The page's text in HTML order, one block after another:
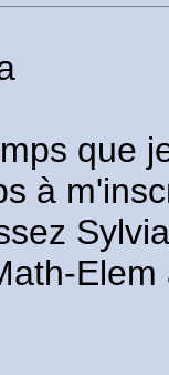
que
à